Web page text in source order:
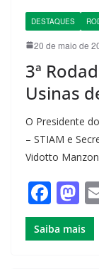
o
o
k
o
n
DESTAQUES
20 de maio de
3ª
Usinas
O Presidente
– STIAM e
Vidotto
F
a
c
M
a
st
Saiba mais